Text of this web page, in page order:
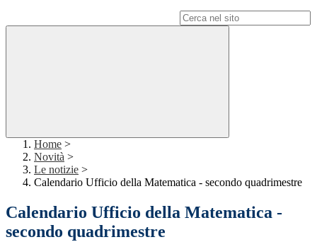
Home >
Novità >
Le notizie >
Calendario Ufficio della Matematica - secondo quadrimestre
Calendario Ufficio della Matematica -
secondo quadrimestre